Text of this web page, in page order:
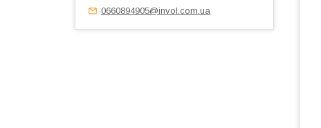
0660894905@invol.com.ua